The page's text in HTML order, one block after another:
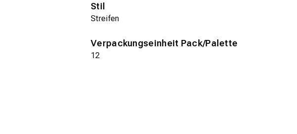
Stil
Streifen
Verpackungseinheit Pack/Palette
12